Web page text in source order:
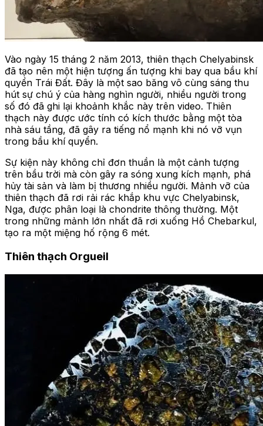
Vào ngày 15 tháng 2 năm 2013, thiên thạch Chelyabinsk
đã tạo nên một hiện tượng ấn tượng khi bay qua bầu khí
quyển Trái Đất. Đây là một sao băng vô cùng sáng thu
hút sự chú ý của hàng nghìn người, nhiều người trong
số đó đã ghi lại khoảnh khắc này trên video. Thiên
thạch này được ước tính có kích thước bằng một tòa
nhà sáu tầng, đã gây ra tiếng nổ mạnh khi nó vỡ vụn
trong bầu khí quyển.
Sự kiện này không chỉ đơn thuần là một cảnh tượng
trên bầu trời mà còn gây ra sóng xung kích mạnh, phá
hủy tài sản và làm bị thương nhiều người. Mảnh vỡ của
thiên thạch đã rơi rải rác khắp khu vực Chelyabinsk,
Nga, được phân loại là chondrite thông thường. Một
trong những mảnh lớn nhất đã rơi xuống Hồ Chebarkul,
tạo ra một miệng hố rộng 6 mét.
Thiên thạch Orgueil